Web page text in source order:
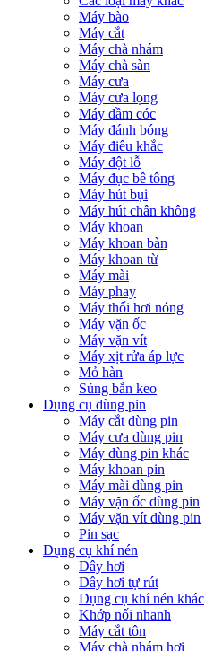
Máy bào
Máy cắt
Máy chà nhám
Máy chà sàn
Máy cưa
Máy cưa lọng
Máy đầm cóc
Máy đánh bóng
Máy điêu khắc
Máy đột lỗ
Máy đục bê tông
Máy hút bụi
Máy hút chân không
Máy khoan
Máy khoan bàn
Máy khoan từ
Máy mài
Máy phay
Máy thổi hơi nóng
Máy vặn ốc
Máy vặn vít
Máy xịt rửa áp lực
Mỏ hàn
Súng bắn keo
Dụng cụ dùng pin
Máy cắt dùng pin
Máy cưa dùng pin
Máy dùng pin khác
Máy khoan pin
Máy mài dùng pin
Máy vặn ốc dùng pin
Máy vặn vít dùng pin
Pin sạc
Dụng cụ khí nén
Dây hơi
Dây hơi tự rút
Dụng cụ khí nén khác
Khớp nối nhanh
Máy cắt tôn
Máy chà nhám hơi